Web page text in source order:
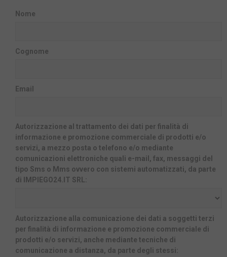
Nome
Cognome
Email
Autorizzazione al trattamento dei dati per finalità di
informazione e promozione commerciale di prodotti e/o
servizi, a mezzo posta o telefono e/o mediante
comunicazioni elettroniche quali e-mail, fax, messaggi del
tipo Sms o Mms ovvero con sistemi automatizzati, da parte
di IMPIEGO24.IT SRL:
Autorizzazione alla comunicazione dei dati a soggetti terzi
per finalità di informazione e promozione commerciale di
prodotti e/o servizi, anche mediante tecniche di
comunicazione a distanza, da parte degli stessi: